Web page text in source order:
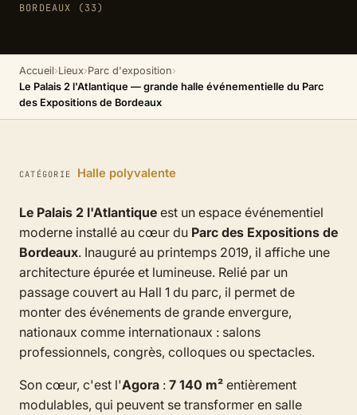
BORDEAUX (33)
Accueil›Lieux›Parc d'exposition›
Le Palais 2 l'Atlantique — grande halle événementielle du Parc
des Expositions de Bordeaux
CATÉGORIE Halle polyvalente
Le Palais 2 l'Atlantique est un espace événementiel
moderne installé au cœur du Parc des Expositions de
Bordeaux. Inauguré au printemps 2019, il affiche une
architecture épurée et lumineuse. Relié par un
passage couvert au Hall 1 du parc, il permet de
monter des événements de grande envergure,
nationaux comme internationaux : salons
professionnels, congrès, colloques ou spectacles.
Son cœur, c'est l'Agora : 7 140 m² entièrement
modulables, qui peuvent se transformer en salle